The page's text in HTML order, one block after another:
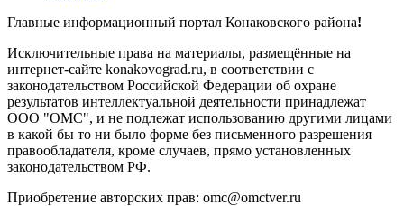
Главные информационный портал Конаковского района!
Исключительные права на материалы, размещённые на
интернет-сайте konakovograd.ru, в соответствии с
законодательством Российской Федерации об охране
результатов интеллектуальной деятельности принадлежат
ООО "ОМС", и не подлежат использованию другими лицами
в какой бы то ни было форме без письменного разрешения
правообладателя, кроме случаев, прямо установленных
законодательством РФ.
Приобретение авторских прав: omc@omctver.ru